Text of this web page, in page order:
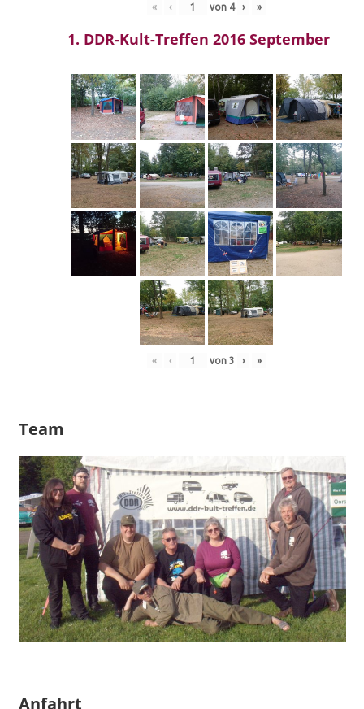
« ‹ von 4 › »
1. DDR-Kult-Treffen 2016 September
« ‹ von 3 › »
Team
Anfahrt